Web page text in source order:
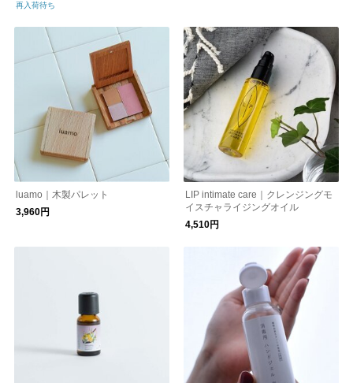
再入荷待ち
luamo｜木製パレット
3,960円
LIP intimate care｜クレンジングモ
イスチャライジングオイル
4,510円